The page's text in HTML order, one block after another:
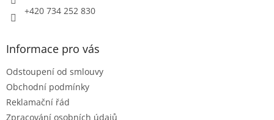
+420 734 252 830
Informace pro vás
Odstoupení od smlouvy
Obchodní podmínky
Reklamační řád
Zpracování osobních údajů